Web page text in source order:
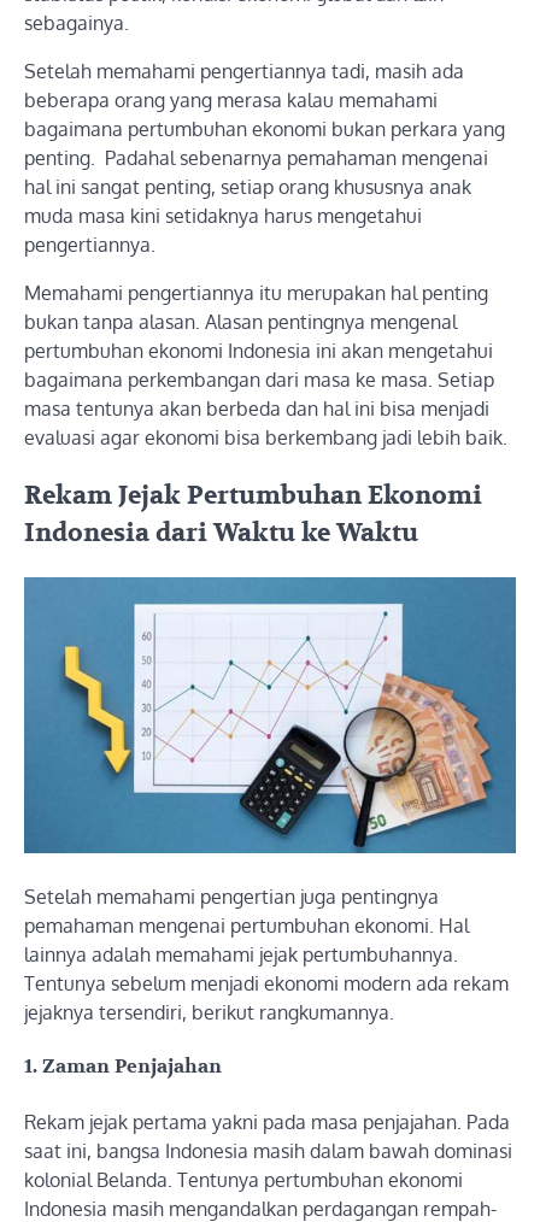
sebagainya.
Setelah memahami pengertiannya tadi, masih ada
beberapa orang yang merasa kalau memahami
bagaimana pertumbuhan ekonomi bukan perkara yang
penting. Padahal sebenarnya pemahaman mengenai
hal ini sangat penting, setiap orang khususnya anak
muda masa kini setidaknya harus mengetahui
pengertiannya.
Memahami pengertiannya itu merupakan hal penting
bukan tanpa alasan. Alasan pentingnya mengenal
pertumbuhan ekonomi Indonesia ini akan mengetahui
bagaimana perkembangan dari masa ke masa. Setiap
masa tentunya akan berbeda dan hal ini bisa menjadi
evaluasi agar ekonomi bisa berkembang jadi lebih baik.
Rekam Jejak Pertumbuhan Ekonomi
Indonesia dari Waktu ke Waktu
Setelah memahami pengertian juga pentingnya
pemahaman mengenai pertumbuhan ekonomi. Hal
lainnya adalah memahami jejak pertumbuhannya.
Tentunya sebelum menjadi ekonomi modern ada rekam
jejaknya tersendiri, berikut rangkumannya.
1. Zaman Penjajahan
Rekam jejak pertama yakni pada masa penjajahan. Pada
saat ini, bangsa Indonesia masih dalam bawah dominasi
kolonial Belanda. Tentunya pertumbuhan ekonomi
Indonesia masih mengandalkan perdagangan rempah-